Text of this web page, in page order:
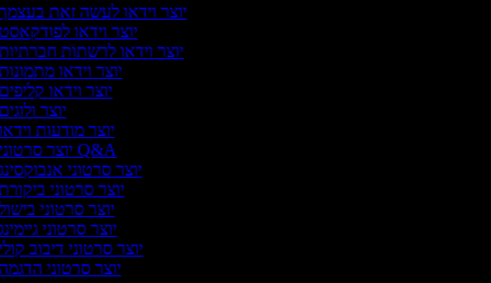
יוצר וידאו לעשה זאת
יוצר וידאו
יוצר וידאו לרשתות
יוצר וידאו
יוצר וידאו
יוצר
יוצר מודעות
יוצר סרטוני Q&A
יוצר סרטוני
יוצר סרטוני
יוצר סרטוני
יוצר סרטוני
יוצר סרטוני דיבוב
יוצר סרטוני